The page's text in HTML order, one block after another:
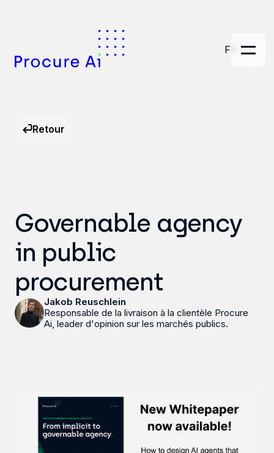
FR
Retour
Governable agency
in public
procurement
Jakob Reuschlein
Responsable de la livraison à la clientèle Procure
Ai, leader d'opinion sur les marchés publics.